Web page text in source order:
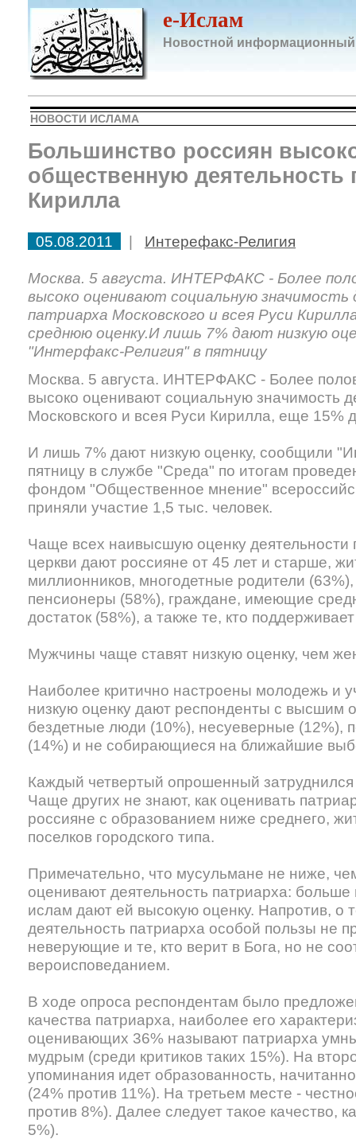
e-Ислам
Новостной информационный
НОВОСТИ ИСЛАМА
Большинство россиян
общественную деятельность
Кирилла
05.08.2011 | Интерефакс-Религия
Москва. 5 августа. ИНТЕРФАКС - Более
высоко оценивают социальную
патриарха Московского и всея Руси
среднюю оценку.И лишь 7% дают низкую
"Интерфакс-Религия" в пятницу
Москва. 5 августа. ИНТЕРФАКС - Более
высоко оценивают социальную значимость
Московского и всея Руси Кирилла, еще 15%
И лишь 7% дают низкую оценку, сообщили
пятницу в службе "Среда" по итогам
фондом "Общественное мнение"
приняли участие 1,5 тыс. человек.
Чаще всех наивысшую оценку деятельности
церкви дают россияне от 45 лет и старше,
миллионников, многодетные родители
пенсионеры (58%), граждане, имеющие
достаток (58%), а также те, кто
Мужчины чаще ставят низкую оценку, чем
Наиболее критично настроены молодежь и
низкую оценку дают респонденты с высшим
бездетные люди (10%), несуеверные
(14%) и не собирающиеся на ближайшие
Каждый четвертый опрошенный затруднился
Чаще других не знают, как оценивать
россияне с образованием ниже среднего,
поселков городского типа.
Примечательно, что мусульмане не ниже,
оценивают деятельность патриарха:
ислам дают ей высокую оценку. Напротив, о
деятельность патриарха особой пользы не
неверующие и те, кто верит в Бога, но не
вероисповеданием.
В ходе опроса респондентам было
качества патриарха, наиболее его
оценивающих 36% называют патриарха
мудрым (среди критиков таких 15%). На
упоминания идет образованность,
(24% против 11%). На третьем месте -
против 8%). Далее следует такое качество,
5%).